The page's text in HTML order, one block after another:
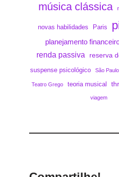
música clássica
novas habilidades Paris
planejamento
renda passiva reserva
suspense psicológico São Paulo
Teatro Grego teoria musical
viagem